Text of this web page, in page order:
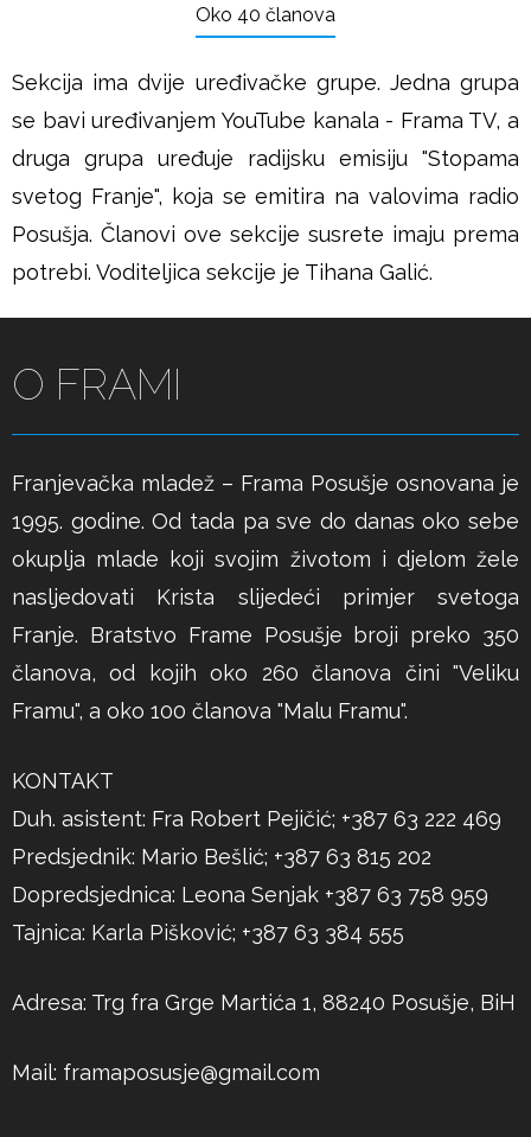
Oko 40 članova
Sekcija ima dvije uređivačke grupe. Jedna grupa
se bavi uređivanjem YouTube kanala - Frama TV, a
druga grupa uređuje radijsku emisiju "Stopama
svetog Franje", koja se emitira na valovima radio
Posušja. Članovi ove sekcije susrete imaju prema
potrebi. Voditeljica sekcije je Tihana Galić.
O FRAMI
Franjevačka mladež – Frama Posušje osnovana je
1995. godine. Od tada pa sve do danas oko sebe
okuplja mlade koji svojim životom i djelom žele
nasljedovati Krista slijedeći primjer svetoga
Franje. Bratstvo Frame Posušje broji preko 350
članova, od kojih oko 260 članova čini "Veliku
Framu", a oko 100 članova "Malu Framu".
KONTAKT
Duh. asistent: Fra Robert Pejičić; +387 63 222 469
Predsjednik: Mario Bešlić; +387 63 815 202
Dopredsjednica: Leona Senjak +387 63 758 959
Tajnica: Karla Pišković; +387 63 384 555
Adresa: Trg fra Grge Martića 1, 88240 Posušje, BiH
Mail: framaposusje@gmail.com